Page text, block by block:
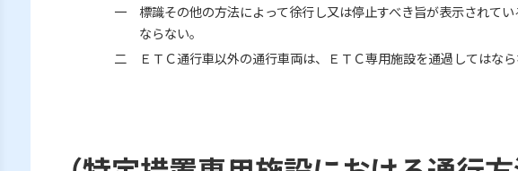
一 標識その他の方法によって徐行し又は停止すべき旨が表示されて
ならない。
二 ＥＴＣ通行車以外の通行車両は、ＥＴＣ専用施設を通過してはなら